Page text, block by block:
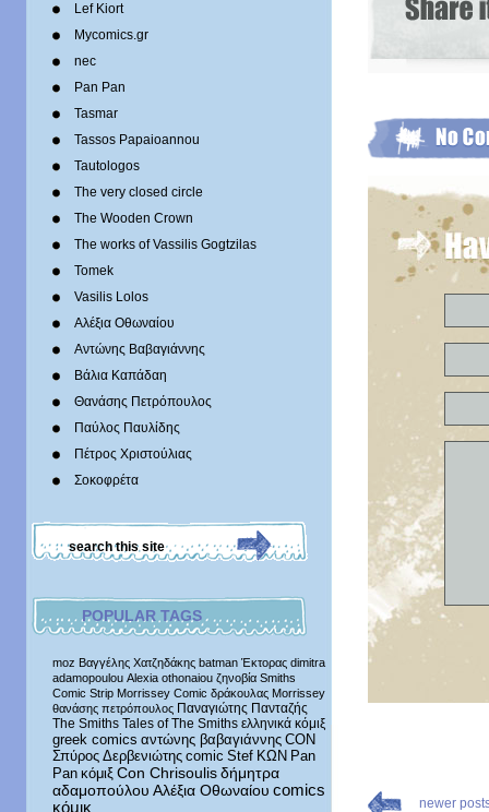
Lef Kiort
Mycomics.gr
nec
Pan Pan
Tasmar
Tassos Papaioannou
Tautologos
The very closed circle
The Wooden Crown
The works of Vassilis Gogtzilas
Tomek
Vasilis Lolos
Αλέξια Οθωναίου
Αντώνης Βαβαγιάννης
Βάλια Καπάδαη
Θανάσης Πετρόπουλος
Παύλος Παυλίδης
Πέτρος Χριστούλιας
Σοκοφρέτα
POPULAR TAGS
moz Βαγγέλης Χατζηδάκης batman Έκτορας dimitra
adamopoulou Alexia othonaiou ζηνοβία Smiths
Comic Strip Morrissey Comic δράκουλας Morrissey
θανάσης πετρόπουλος Παναγιώτης Πανταζής
The Smiths Tales of The Smiths ελληνικά κόμιξ
greek comics αντώνης βαβαγιάννης CON
Σπύρος Δερβενιώτης comic Stef ΚΩΝ Pan
Pan κόμιξ Con Chrisoulis δήμητρα
αδαμοπούλου Αλέξια Οθωναίου comics
κόμικ
newer